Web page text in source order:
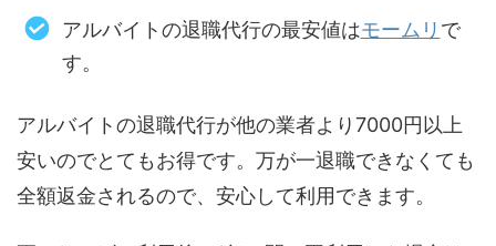
アルバイトの退職代行の最安値はモームリ で
す。
アルバイトの退職代行が他の業者より7000円以上
安いのでとてもお得です。万が一退職できなくても
全額返金されるので、安心して利用できます。